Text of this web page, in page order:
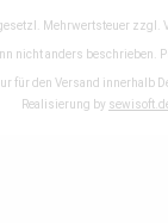
Mehrwertsteuer zzgl.
nicht anders beschrieben.
für den Versand innerhalb
Realisierung by